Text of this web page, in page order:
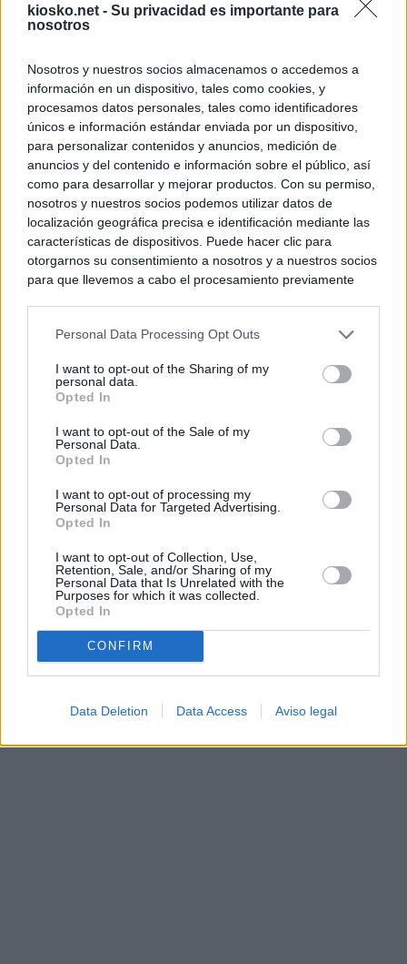
kiosko.net - Su privacidad es importante para
nosotros
Nosotros y nuestros socios almacenamos o accedemos a
información en un dispositivo, tales como cookies, y
procesamos datos personales, tales como identificadores
únicos e información estándar enviada por un dispositivo,
para personalizar contenidos y anuncios, medición de
anuncios y del contenido e información sobre el público, así
como para desarrollar y mejorar productos. Con su permiso,
nosotros y nuestros socios podemos utilizar datos de
localización geográfica precisa e identificación mediante las
características de dispositivos. Puede hacer clic para
otorgarnos su consentimiento a nosotros y a nuestros socios
para que llevemos a cabo el procesamiento previamente
negar su consentimiento. Tenga en cuenta que algún
de su consentimiento, pero usted tiene el derecho de
rechazar tal procesamiento. Sus preferencias se aplicarán
cualquier momento entrando de nuevo en este sitio web o
visitando nuestra política de privacidad.
Personal Data Processing Opt Outs
I want to opt-out of the Sharing of my
personal data.
Opted In
I want to opt-out of the Sale of my
Personal Data.
Opted In
I want to opt-out of processing my
Personal Data for Targeted Advertising.
Opted In
I want to opt-out of Collection, Use,
Retention, Sale, and/or Sharing of my
Personal Data that Is Unrelated with the
Purposes for which it was collected.
Opted In
CONFIRM
Data Deletion Data Access Aviso legal